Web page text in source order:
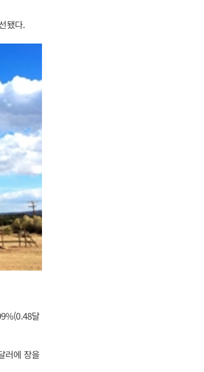
됐다.
달
러에 장을